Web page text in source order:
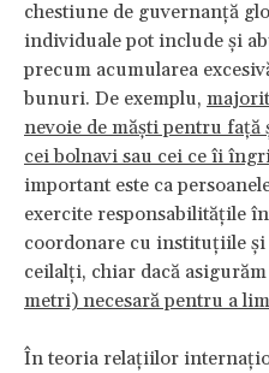
chestiune de guvernanță
individuale pot include și
precum acumularea
bunuri. De exemplu,
nevoie de măști pentru față
cei bolnavi sau cei ce îi
important este ca
exercite responsabilitățile
coordonare cu instituțiile
ceilalți, chiar dacă
metri) necesară pentru a
În teoria relațiilor